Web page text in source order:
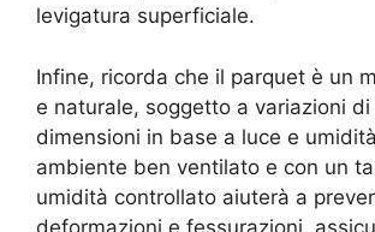
levigatura superficiale.
Infine, ricorda che il parquet è un
e naturale, soggetto a variazioni di
dimensioni in base a luce e
ambiente ben ventilato e con un
umidità controllato aiuterà a
deformazioni e fessurazioni,